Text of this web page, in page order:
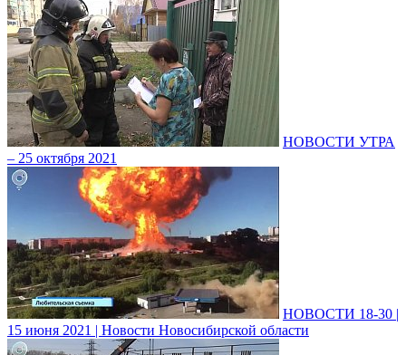
НОВОСТИ УТРА
– 25 октября 2021
НОВОСТИ 18-30 |
15 июня 2021 | Новости Новосибирской области